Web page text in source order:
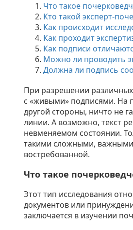
Что такое
Кто такой эксперт-
Как происходит
Как проходит
Как подписи
Можно ли проводить
Должна ли подпись
При разрешении
с «живыми» подписями. На
другой стороны, ничто не
линии. А возможно, текст
невменяемом состоянии.
такими сложными, важными
востребованной.
Что такое
Этот тип исследования
документов или
заключается в изучении